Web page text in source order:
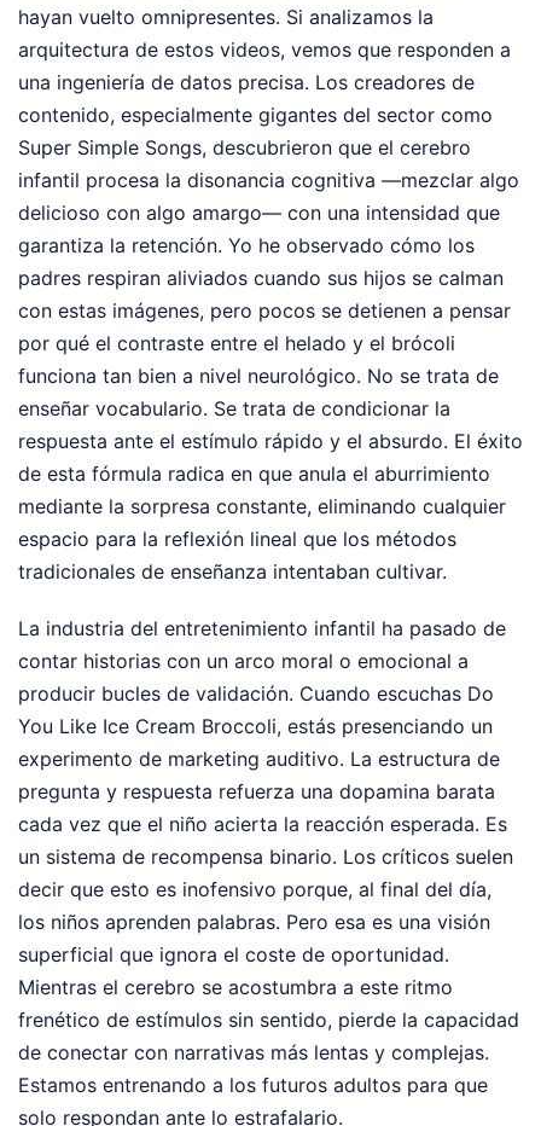
hayan vuelto omnipresentes. Si analizamos la
arquitectura de estos videos, vemos que responden a
una ingeniería de datos precisa. Los creadores de
contenido, especialmente gigantes del sector como
Super Simple Songs, descubrieron que el cerebro
infantil procesa la disonancia cognitiva —mezclar algo
delicioso con algo amargo— con una intensidad que
garantiza la retención. Yo he observado cómo los
padres respiran aliviados cuando sus hijos se calman
con estas imágenes, pero pocos se detienen a pensar
por qué el contraste entre el helado y el brócoli
funciona tan bien a nivel neurológico. No se trata de
enseñar vocabulario. Se trata de condicionar la
respuesta ante el estímulo rápido y el absurdo. El éxito
de esta fórmula radica en que anula el aburrimiento
mediante la sorpresa constante, eliminando cualquier
espacio para la reflexión lineal que los métodos
tradicionales de enseñanza intentaban cultivar.
La industria del entretenimiento infantil ha pasado de
contar historias con un arco moral o emocional a
producir bucles de validación. Cuando escuchas Do
You Like Ice Cream Broccoli, estás presenciando un
experimento de marketing auditivo. La estructura de
pregunta y respuesta refuerza una dopamina barata
cada vez que el niño acierta la reacción esperada. Es
un sistema de recompensa binario. Los críticos suelen
decir que esto es inofensivo porque, al final del día,
los niños aprenden palabras. Pero esa es una visión
superficial que ignora el coste de oportunidad.
Mientras el cerebro se acostumbra a este ritmo
frenético de estímulos sin sentido, pierde la capacidad
de conectar con narrativas más lentas y complejas.
Estamos entrenando a los futuros adultos para que
solo respondan ante lo estrafalario.